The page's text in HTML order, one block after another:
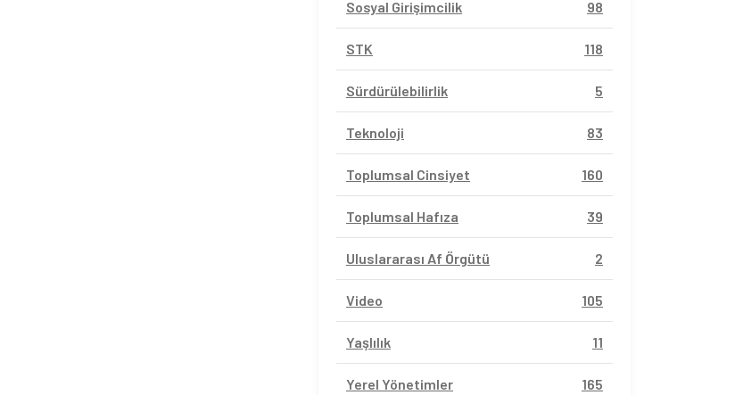
Sosyal Girişimcilik 98
STK 118
Sürdürülebilirlik 5
Teknoloji 83
Toplumsal Cinsiyet 160
Toplumsal Hafıza 39
Uluslararası Af Örgütü 2
Video 105
Yaşlılık 11
Yerel Yönetimler 165